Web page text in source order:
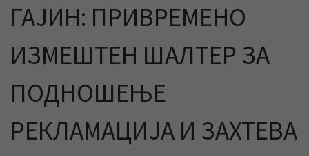
ГАЈИН: ПРИВРЕМЕНО
ИЗМЕШТЕН ШАЛТЕР ЗА
ПОДНОШЕЊЕ
РЕКЛАМАЦИЈА И ЗАХТЕВА